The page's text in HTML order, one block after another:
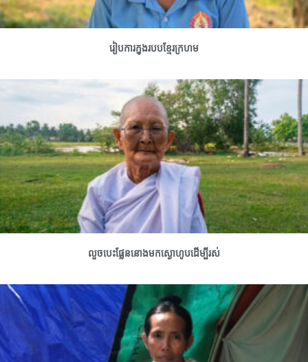
រៀបការក្នុងរបបខ្មែរក្រហម
លួចបេះផ្លែននោងមកស្ងោហូបដើម្បីរស់